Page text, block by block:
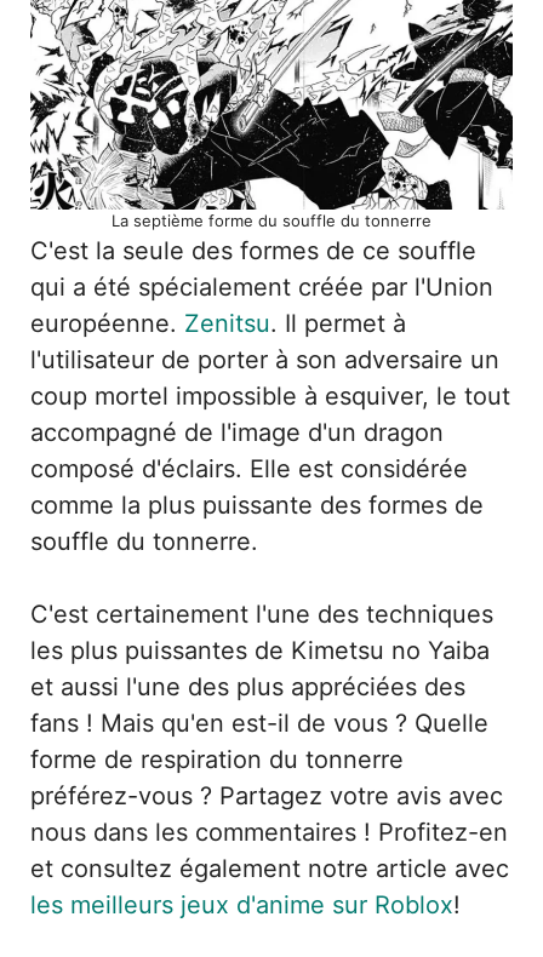
La septième forme du souffle du tonnerre
C'est la seule des formes de ce souffle
qui a été spécialement créée par l'Union
européenne. Zenitsu. Il permet à
l'utilisateur de porter à son adversaire un
coup mortel impossible à esquiver, le tout
accompagné de l'image d'un dragon
composé d'éclairs. Elle est considérée
comme la plus puissante des formes de
souffle du tonnerre.
C'est certainement l'une des techniques
les plus puissantes de Kimetsu no Yaiba
et aussi l'une des plus appréciées des
fans ! Mais qu'en est-il de vous ? Quelle
forme de respiration du tonnerre
préférez-vous ? Partagez votre avis avec
nous dans les commentaires ! Profitez-en
et consultez également notre article avec
les meilleurs jeux d'anime sur Roblox!